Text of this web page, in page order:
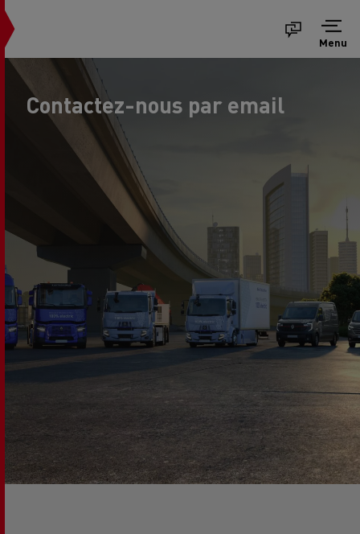
Menu
Contactez-nous par email